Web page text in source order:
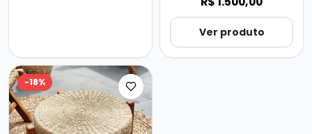
Ver produto
-18%